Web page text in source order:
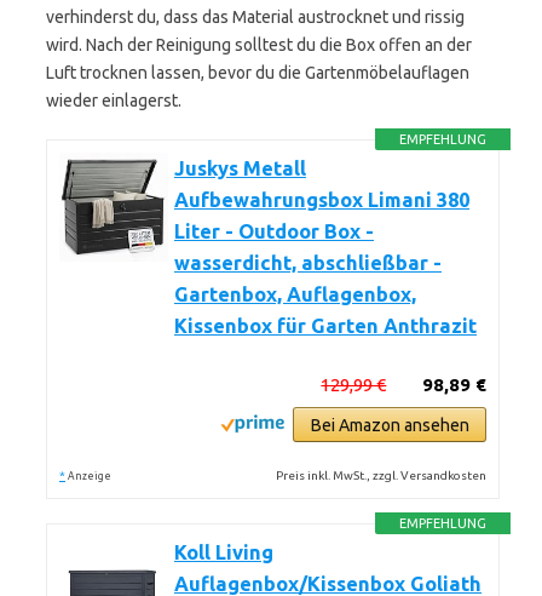
verhinderst du, dass das Material austrocknet und rissig
wird. Nach der Reinigung solltest du die Box offen an der
Luft trocknen lassen, bevor du die Gartenmöbelauflagen
wieder einlagerst.
EMPFEHLUNG
Juskys Metall
Aufbewahrungsbox Limani 380
Liter - Outdoor Box -
wasserdicht, abschließbar -
Gartenbox, Auflagenbox,
Kissenbox für Garten Anthrazit
98,89 €
129,99 €
Bei Amazon ansehen
* Anzeige Preis inkl. MwSt., zzgl. Versandkosten
EMPFEHLUNG
Koll Living
Auflagenbox/Kissenbox Goliath